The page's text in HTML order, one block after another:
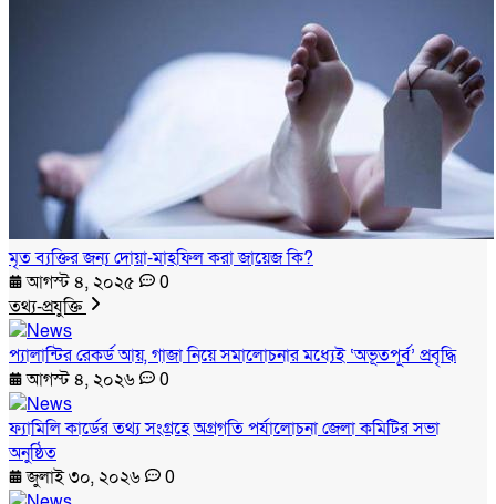
মৃত ব্যক্তির জন্য দোয়া-মাহফিল করা জায়েজ কি?
আগস্ট ৪, ২০২৫
0
তথ্য-প্রযুক্তি
প্যালান্টির রেকর্ড আয়, গাজা নিয়ে সমালোচনার মধ্যেই ‘অভূতপূর্ব’ প্রবৃদ্ধি
আগস্ট ৪, ২০২৬
0
ফ্যামিলি কার্ডের তথ্য সংগ্রহে অগ্রগতি পর্যালোচনা জেলা কমিটির সভা
অনুষ্ঠিত
জুলাই ৩০, ২০২৬
0